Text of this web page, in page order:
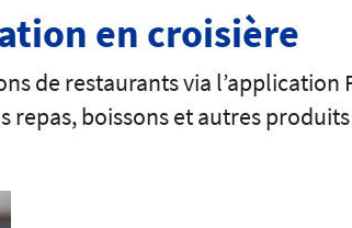
en croisière
de restaurants via l’application
boissons et autres